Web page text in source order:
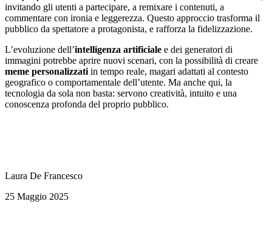
invitando gli utenti a partecipare, a remixare i contenuti, a
commentare con ironia e leggerezza. Questo approccio trasforma il
pubblico da spettatore a protagonista, e rafforza la fidelizzazione.
L’evoluzione dell’intelligenza artificiale e dei generatori di
immagini potrebbe aprire nuovi scenari, con la possibilità di creare
meme personalizzati in tempo reale, magari adattati al contesto
geografico o comportamentale dell’utente. Ma anche qui, la
tecnologia da sola non basta: servono creatività, intuito e una
conoscenza profonda del proprio pubblico.
Laura De Francesco
25 Maggio 2025